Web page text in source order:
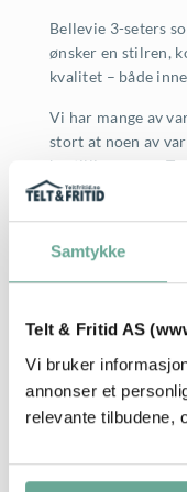
Samtykke
Telt & Fritid AS
Vi bruker
annonser et
relevante tilbudene,
Bellevie 3-seters
ønsker en stilren,
kvalitet – både
Vi har mange av
stort at noen av
bestillingsvarer.
kontakt med oss
Spesifikasjon